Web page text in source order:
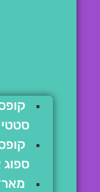
סטטי
ספוג